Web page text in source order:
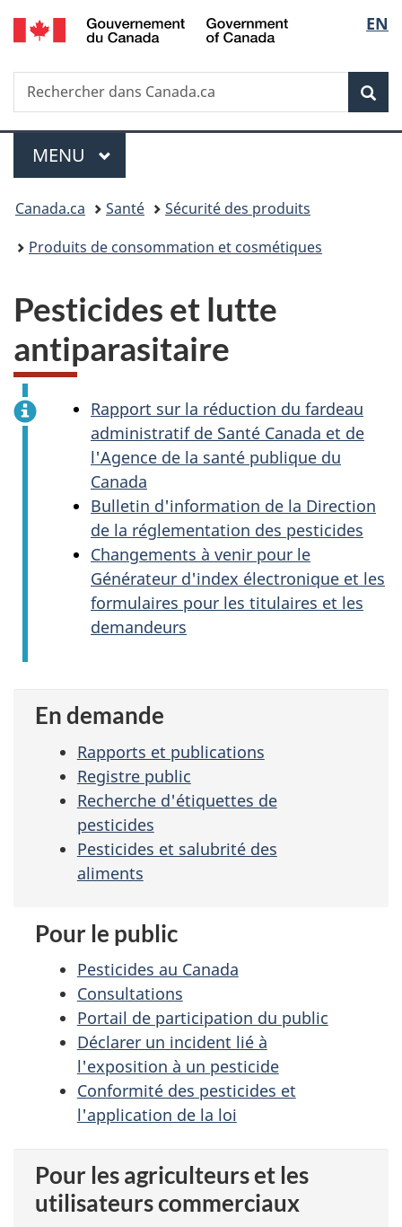
Passer
au
principal
Passer
à
Au
du
Passer
à
version
simplifiée
de
la
EN
Recherche
Rechercher
dans
Menu
MENU PRINCIPAL
Vous
êtes
Canada.ca Santé
Sécurité des produits
Produits de consommation et cosmétiques
Pesticides et lutte
antiparasitaire
Rapport sur la réduction du fardeau
administratif de Santé Canada et de
l'Agence de la santé publique du
Canada
Bulletin d'information de la Direction
de la réglementation des pesticides
Changements à venir pour le
Générateur d'index électronique et les
formulaires pour les titulaires et les
demandeurs
En demande
Rapports et publications
Registre public
Recherche d'étiquettes de
pesticides
Pesticides et salubrité des
aliments
Pour le public
Pesticides au Canada
Consultations
Portail de participation du public
Déclarer un incident lié à
l'exposition à un pesticide
Conformité des pesticides et
l'application de la loi
Pour les agriculteurs et les
utilisateurs commerciaux